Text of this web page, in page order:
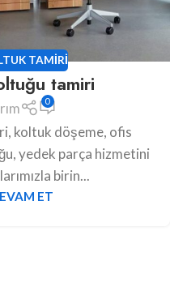
TAMIRI
tamiri
0
koltuk döşeme, ofis
yedek parça hizmetini
birin...
ET